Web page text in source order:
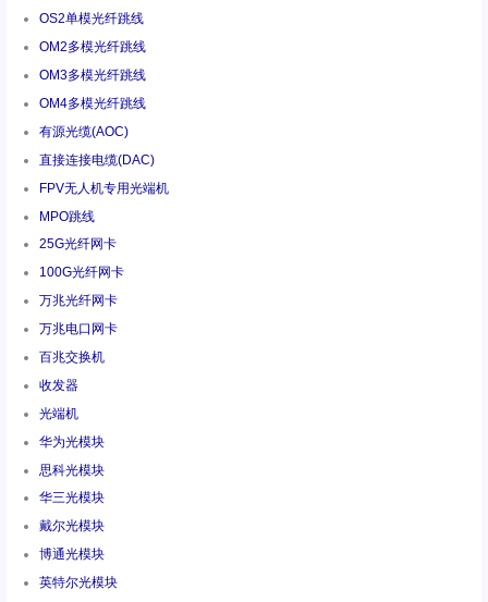
OS2单模光纤跳线
OM2多模光纤跳线
OM3多模光纤跳线
OM4多模光纤跳线
有源光缆(AOC)
直接连接电缆(DAC)
FPV无人机专用光端机
MPO跳线
25G光纤网卡
100G光纤网卡
万兆光纤网卡
万兆电口网卡
百兆交换机
收发器
光端机
华为光模块
思科光模块
华三光模块
戴尔光模块
博通光模块
英特尔光模块